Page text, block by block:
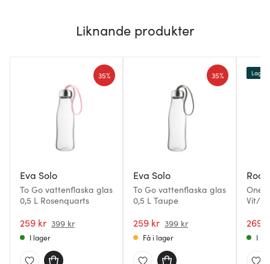
Liknande produkter
Eva Solo
To Go vattenflaska glas
0,5 L Rosenquarts
259 kr 399 kr
35%
I lager
Eva Solo
To Go vattenflaska glas
0,5 L Taupe
259 kr 399 kr
35%
Få i lager
Vit/
269
I